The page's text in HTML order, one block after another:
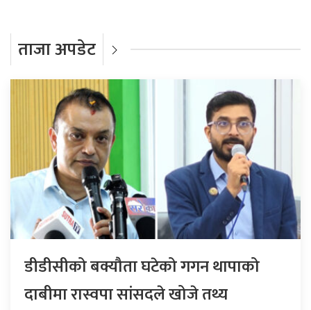
ताजा अपडेट
डीडीसीको बक्यौता घटेको गगन थापाको
दाबीमा रास्वपा सांसदले खोजे तथ्य